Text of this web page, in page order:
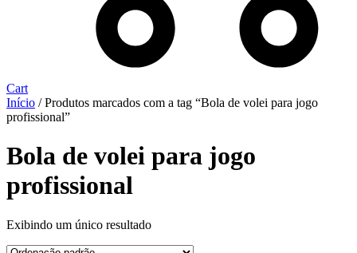
Cart
Início / Produtos marcados com a tag “Bola de volei para jogo
profissional”
Bola de volei para jogo
profissional
Exibindo um único resultado